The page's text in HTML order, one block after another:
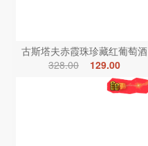
古斯塔夫赤霞珠珍藏红葡萄酒
328.00
129.00